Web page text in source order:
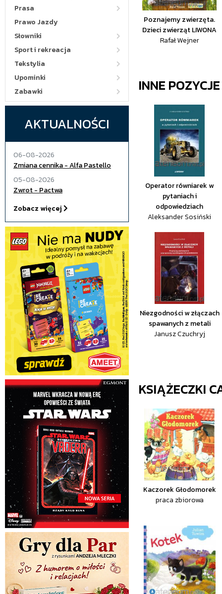
Prasa
Prawo Jazdy
Słowniki
Sport i rekreacja
Tekstylia
Upominki
Zabawki
AKTUALNOŚCI
06-08-2026
Zmiana cennika - Alfa Pastello
05-08-2026
Zwrot - Pactwa
Zobacz więcej
Poznajemy zwierzęta.
Dzieci zwierząt LIWONA
Rafał Wejner
INNE
Operator równiarek w
pytaniach i
odpowiedziach
Aleksander Sosiński
Niezgodności w złączach
spawanych z metali
Janusz Czuchryj
KSIĄŻECZKI
Kaczorek Głodomorek
praca zbiorowa